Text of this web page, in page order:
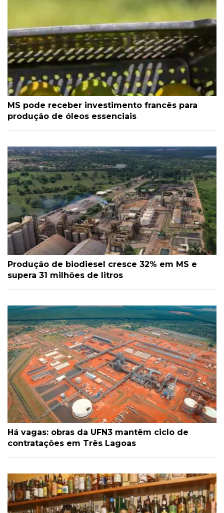
MS pode receber investimento francês para
produção de óleos essenciais
Produção de biodiesel cresce 32% em MS e
supera 31 milhões de litros
Há vagas: obras da UFN3 mantêm ciclo de
contratações em Três Lagoas